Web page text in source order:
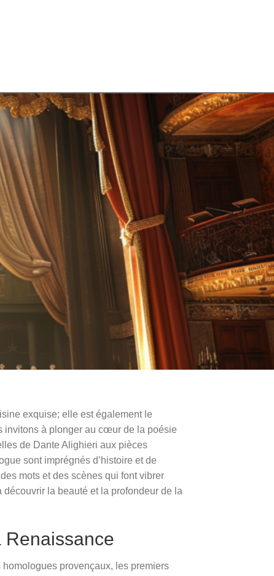
exquise; elle est également le
invitons à plonger au cœur de la poésie
de Dante Alighieri aux pièces
sont imprégnés d’histoire et de
mots et des scènes qui font vibrer
découvrir la beauté et la profondeur de la
Renaissance
provençaux, les premiers